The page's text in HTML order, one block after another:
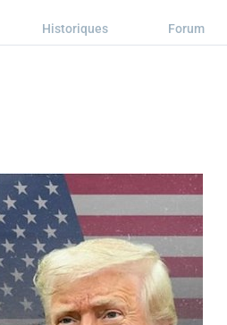
Historiques Forum